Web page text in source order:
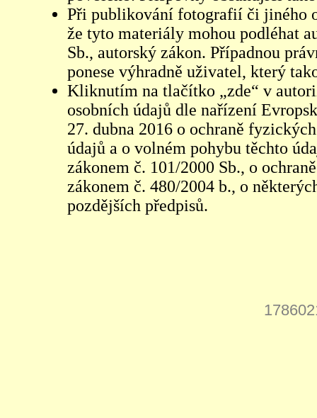
Při publikování fotografií či jiného
že tyto materiály mohou podléhat
Sb., autorský zákon. Případnou
ponese výhradně uživatel, který
Kliknutím na tlačítko „zde“ v
osobních údajů dle nařízení
27. dubna 2016 o ochraně
údajů a o volném pohybu těchto
zákonem č. 101/2000 Sb., o
zákonem č. 480/2004 b., o
pozdějších předpisů.